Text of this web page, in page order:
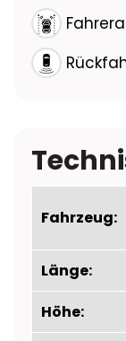
Fahrzeug:
Länge:
Höhe: